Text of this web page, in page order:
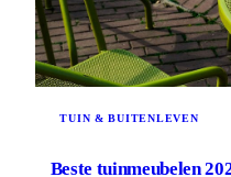
TUIN & BUITENLEVEN
Beste tuinmeubelen